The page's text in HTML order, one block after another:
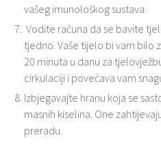
vašeg imunološkog sustava.
Vodite računa da se bavite
tjedno. Vaše tijelo bi vam bilo
20 minuta u danu za
cirkulaciji i povećava vam
Izbjegavajte hranu koja se
masnih kiselina. One
preradu.